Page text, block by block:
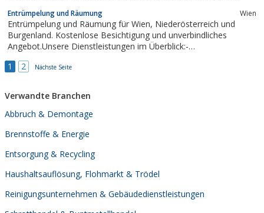
Entrümpelung und Räumung Wien
Entrümpelung und Räumung für Wien, Niederösterreich und
Burgenland. Kostenlose Besichtigung und unverbindliches
Angebot.Unsere Dienstleistungen im Überblick:-
Wohnungsauflösung-Messie Entrümpelung-
Entrümpelung geht...
1 2 Nächste Seite
Verwandte Branchen
Abbruch & Demontage
Brennstoffe & Energie
Entsorgung & Recycling
Haushaltsauflösung, Flohmarkt & Trödel
Reinigungsunternehmen & Gebäudedienstleistungen